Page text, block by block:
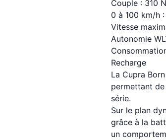
Couple : 310
0 à 100 km/h
Vitesse
Autonomie
Recharge
La Cupra
permettant
série.
Sur le plan
grâce à la
un